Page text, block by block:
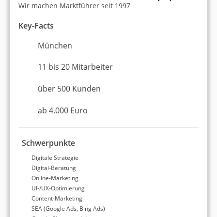
der Beratung gibt. Die im Vergleich zu positiven
betreffen vor allem die Erwartungshaltung an
Kundenanfragen. Insgesamt zeigt sich, dass die
Einfluss auf die Effektivität und Effizienz des
Referenzen der Top
Digitalagenturen in
München
Bei der Suche nach der idealen Digitalagentur in
München spielen veröffentlichte
Wir machen Marktführer seit 1997
Key-Facts
München
11 bis 20 Mitarbeiter
über 500 Kunden
ab 4.000 Euro
Schwerpunkte
Digitale Strategie
Digital-Beratung
Online-Marketing
UI-/UX-Optimierung
Content-Marketing
SEA (Google Ads, Bing Ads)